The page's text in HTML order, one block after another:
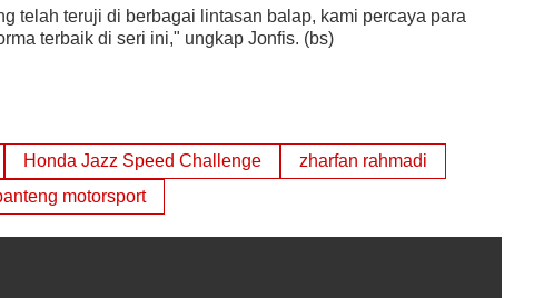
telah teruji di berbagai lintasan balap, kami percaya para
terbaik di seri ini," ungkap Jonfis. (bs)
Honda Jazz Speed Challenge
zharfan rahmadi
motorsport